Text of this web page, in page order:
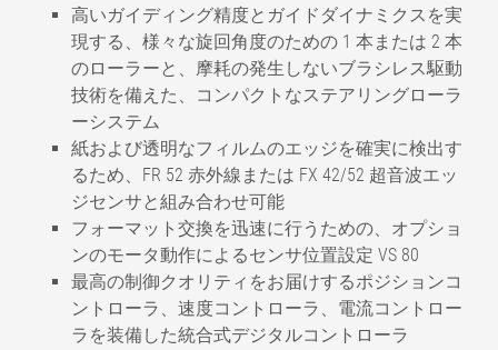
高いガイディング精度とガイドダイナミクスを実
現する、様々な旋回角度のための 1 本または 2 本
のローラーと、摩耗の発生しないブラシレス駆動
技術を備えた、コンパクトなステアリングローラ
ーシステム
紙および透明なフィルムのエッジを確実に検出す
るため、FR 52 赤外線または FX 42/52 超音波エッ
ジセンサと組み合わせ可能
フォーマット交換を迅速に行うための、オプショ
ンのモータ動作によるセンサ位置設定 VS 80
最高の制御クオリティをお届けするポジションコ
ントローラ、速度コントローラ、電流コントロー
ラを装備した統合式デジタルコントローラ